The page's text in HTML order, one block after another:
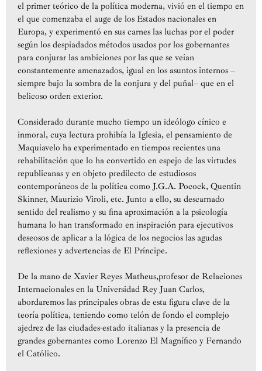
el primer teórico de la política moderna, vivió en el tiempo en
el que comenzaba el auge de los Estados nacionales en
Europa, y experimentó en sus carnes las luchas por el poder
según los despiadados métodos usados por los gobernantes
para conjurar las ambiciones por las que se veían
constantemente amenazados, igual en los asuntos internos –
siempre bajo la sombra de la conjura y del puñal– que en el
belicoso orden exterior.
Considerado durante mucho tiempo un ideólogo cínico e
inmoral, cuya lectura prohibía la Iglesia, el pensamiento de
Maquiavelo ha experimentado en tiempos recientes una
rehabilitación que lo ha convertido en espejo de las virtudes
republicanas y en objeto predilecto de estudiosos
contemporáneos de la política como J.G.A. Pocock, Quentin
Skinner, Maurizio Viroli, etc. Junto a ello, su descarnado
sentido del realismo y su fina aproximación a la psicología
humana lo han transformado en inspiración para ejecutivos
deseosos de aplicar a la lógica de los negocios las agudas
reflexiones y advertencias de El Príncipe.
De la mano de Xavier Reyes Matheus,profesor de Relaciones
Internacionales en la Universidad Rey Juan Carlos,
abordaremos las principales obras de esta figura clave de la
teoría política, teniendo como telón de fondo el complejo
ajedrez de las ciudades-estado italianas y la presencia de
grandes gobernantes como Lorenzo El Magnífico y Fernando
el Católico.